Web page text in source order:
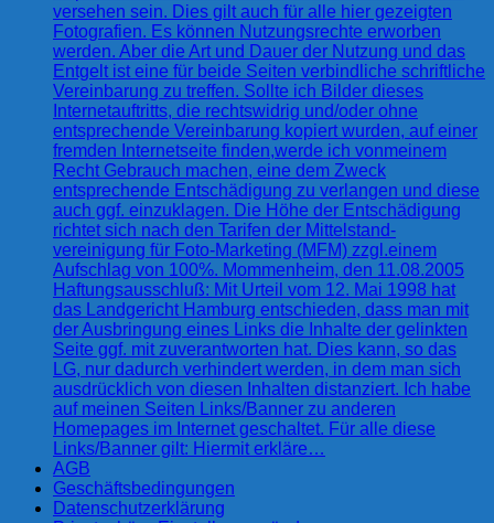
versehen sein. Dies gilt auch für alle hier gezeigten
Fotografien. Es können Nutzungsrechte erworben
werden. Aber die Art und Dauer der Nutzung und das
Entgelt ist eine für beide Seiten verbindliche schriftliche
Vereinbarung zu treffen. Sollte ich Bilder dieses
Internetauftritts, die rechtswidrig und/oder ohne
entsprechende Vereinbarung kopiert wurden, auf einer
fremden Internetseite finden,werde ich vonmeinem
Recht Gebrauch machen, eine dem Zweck
entsprechende Entschädigung zu verlangen und diese
auch ggf. einzuklagen. Die Höhe der Entschädigung
richtet sich nach den Tarifen der Mittelstand-
vereinigung für Foto-Marketing (MFM) zzgl.einem
Aufschlag von 100%. Mommenheim, den 11.08.2005
Haftungsausschluß: Mit Urteil vom 12. Mai 1998 hat
das Landgericht Hamburg entschieden, dass man mit
der Ausbringung eines Links die Inhalte der gelinkten
Seite ggf. mit zuverantworten hat. Dies kann, so das
LG, nur dadurch verhindert werden, in dem man sich
ausdrücklich von diesen Inhalten distanziert. Ich habe
auf meinen Seiten Links/Banner zu anderen
Homepages im Internet geschaltet. Für alle diese
Links/Banner gilt: Hiermit erkläre…
AGB
Geschäftsbedingungen
Datenschutzerklärung